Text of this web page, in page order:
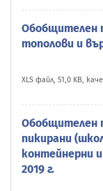
Обобщителен
тополови и
XLS файл, 51,0 KB,
Обобщителен
пикирани
контейнерни
2019 г.